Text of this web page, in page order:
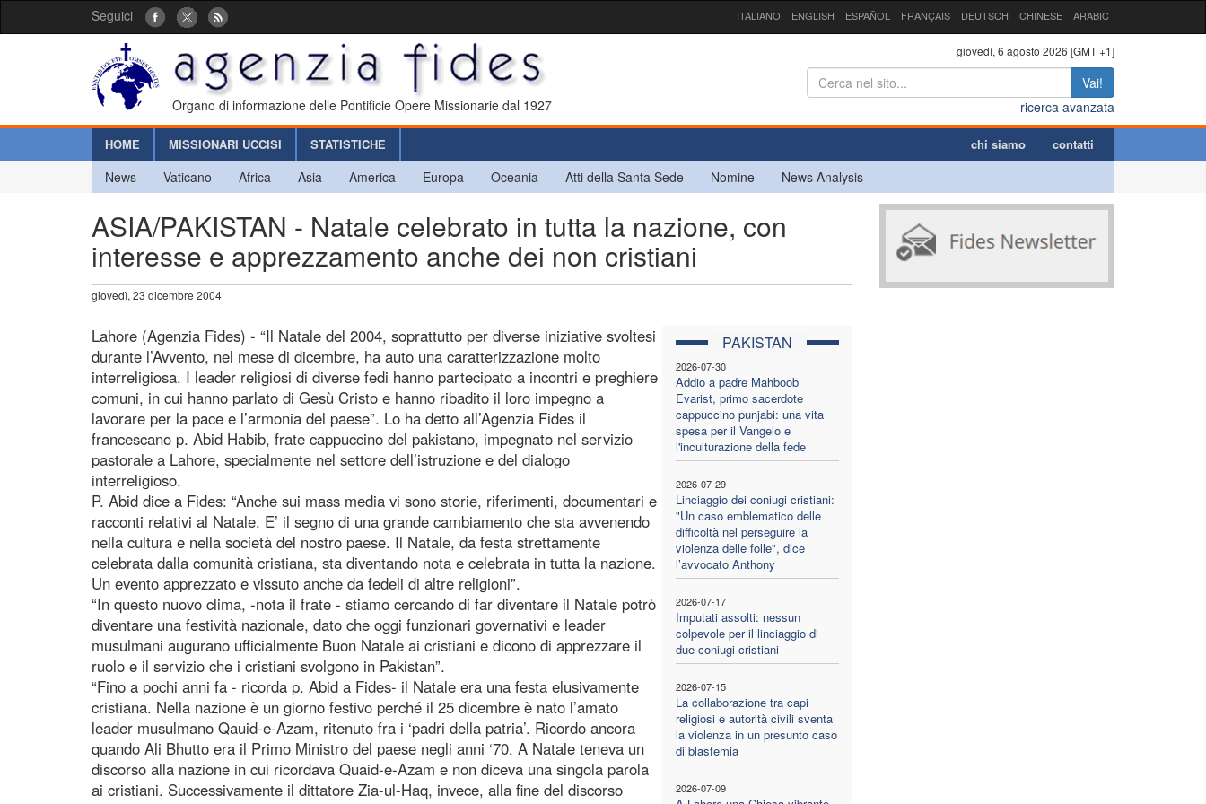
Seguici ITALIANO ENGLISH ESPAÑOL FRANÇAIS DEUTSCH CHINESE ARABIC
Organo di informazione delle Pontificie Opere Missionarie dal 1927
giovedì, 6 agosto 2026 [GMT +1]
Vai!
ricerca avanzata
HOME MISSIONARI UCCISI STATISTICHE chi siamo contatti
News Vaticano Africa Asia America Europa Oceania Atti della Santa Sede Nomine News Analysis
ASIA/PAKISTAN - Natale celebrato in tutta la nazione, con
interesse e apprezzamento anche dei non cristiani
giovedì, 23 dicembre 2004
PAKISTAN
2026-07-30
Addio a padre Mahboob
Evarist, primo sacerdote
cappuccino punjabi: una vita
spesa per il Vangelo e
l'inculturazione della fede
2026-07-29
Linciaggio dei coniugi cristiani:
"Un caso emblematico delle
difficoltà nel perseguire la
violenza delle folle", dice
l’avvocato Anthony
2026-07-17
Imputati assolti: nessun
colpevole per il linciaggio di
due coniugi cristiani
2026-07-15
La collaborazione tra capi
religiosi e autorità civili sventa
la violenza in un presunto caso
di blasfemia
2026-07-09
Lahore (Agenzia Fides) - “Il Natale del 2004, soprattutto per diverse iniziative svoltesi
durante l’Avvento, nel mese di dicembre, ha auto una caratterizzazione molto
interreligiosa. I leader religiosi di diverse fedi hanno partecipato a incontri e preghiere
comuni, in cui hanno parlato di Gesù Cristo e hanno ribadito il loro impegno a
lavorare per la pace e l’armonia del paese”. Lo ha detto all’Agenzia Fides il
francescano p. Abid Habib, frate cappuccino del pakistano, impegnato nel servizio
pastorale a Lahore, specialmente nel settore dell’istruzione e del dialogo
interreligioso.
P. Abid dice a Fides: “Anche sui mass media vi sono storie, riferimenti, documentari e
racconti relativi al Natale. E’ il segno di una grande cambiamento che sta avvenendo
nella cultura e nella società del nostro paese. Il Natale, da festa strettamente
celebrata dalla comunità cristiana, sta diventando nota e celebrata in tutta la nazione.
Un evento apprezzato e vissuto anche da fedeli di altre religioni”.
“In questo nuovo clima, -nota il frate - stiamo cercando di far diventare il Natale potrò
diventare una festività nazionale, dato che oggi funzionari governativi e leader
musulmani augurano ufficialmente Buon Natale ai cristiani e dicono di apprezzare il
ruolo e il servizio che i cristiani svolgono in Pakistan”.
“Fino a pochi anni fa - ricorda p. Abid a Fides- il Natale era una festa elusivamente
cristiana. Nella nazione è un giorno festivo perché il 25 dicembre è nato l’amato
leader musulmano Qauid-e-Azam, ritenuto fra i ‘padri della patria’. Ricordo ancora
quando Ali Bhutto era il Primo Ministro del paese negli anni ‘70. A Natale teneva un
discorso alla nazione in cui ricordava Quaid-e-Azam e non diceva una singola parola
ai cristiani. Successivamente il dittatore Zia-ul-Haq, invece, alla fine del discorso